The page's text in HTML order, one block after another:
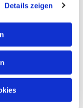
Details zeigen